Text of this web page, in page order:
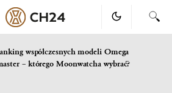
współczesnych modeli Omega
– którego Moonwatcha wybrać?